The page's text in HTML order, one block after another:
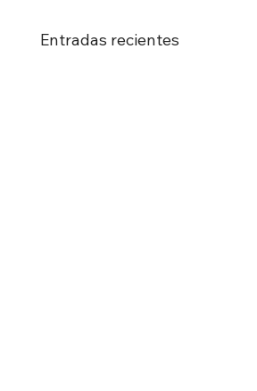
Entradas recientes